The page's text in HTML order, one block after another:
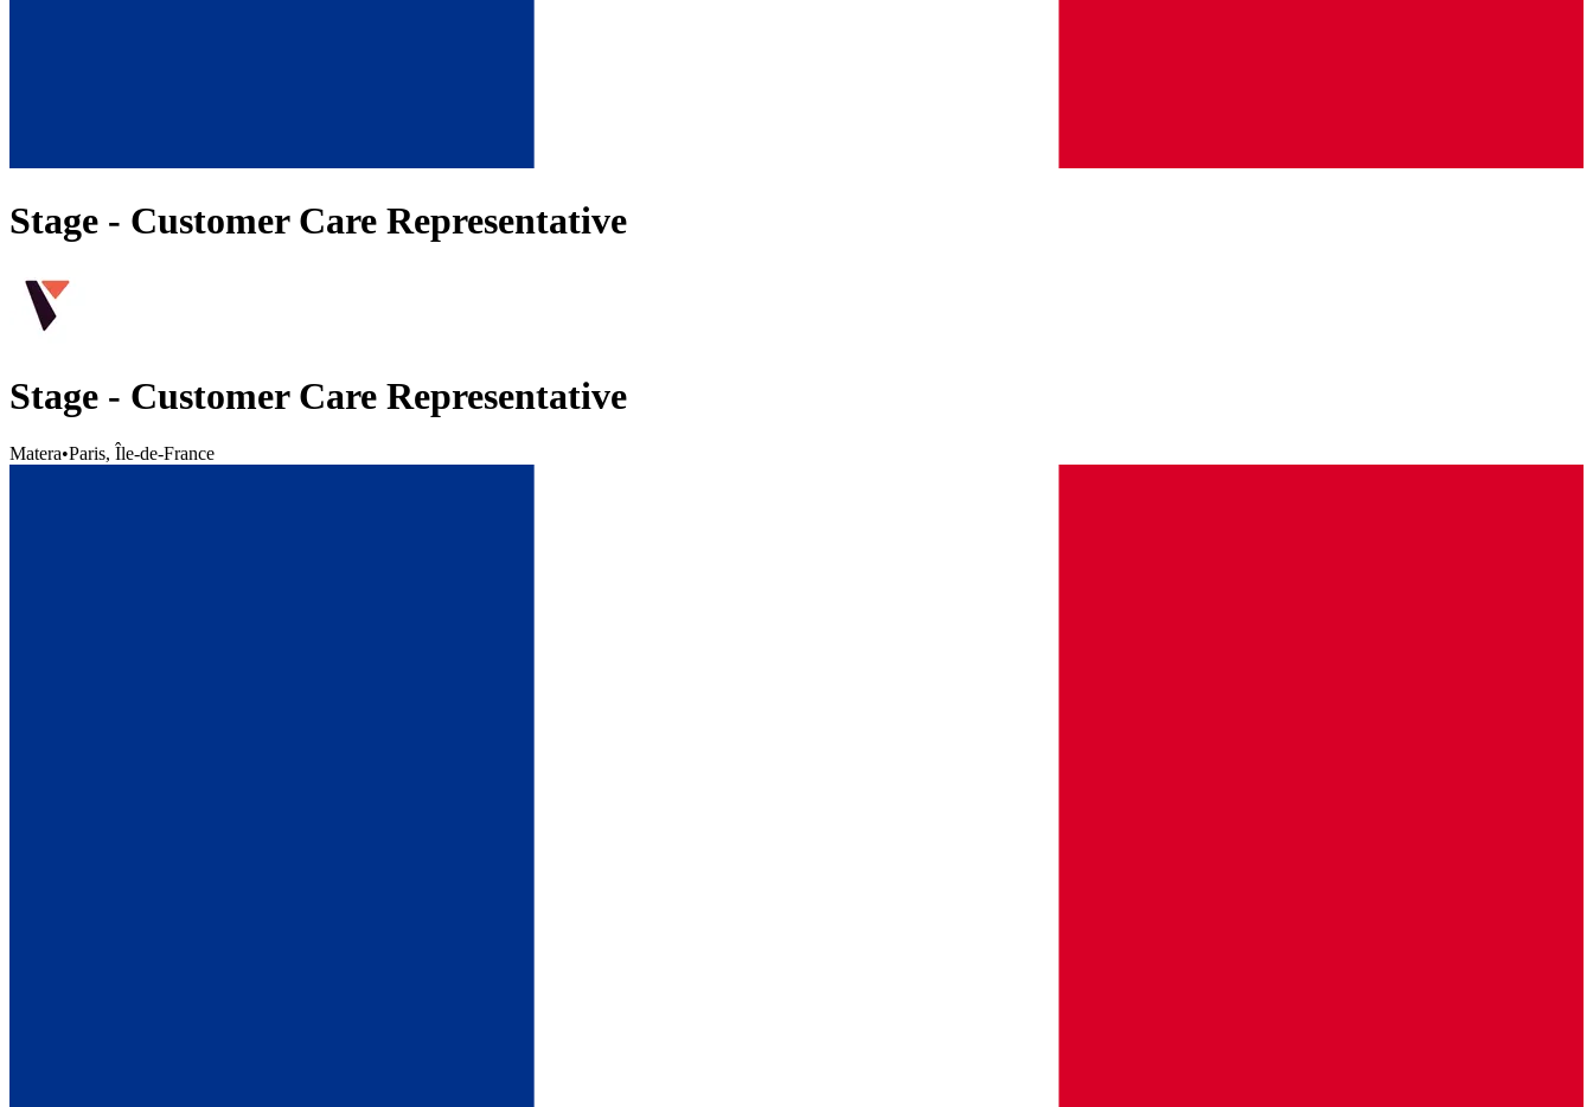
Stage - Customer Care Representative
Stage - Customer Care Representative
Matera•Paris, Île-de-France